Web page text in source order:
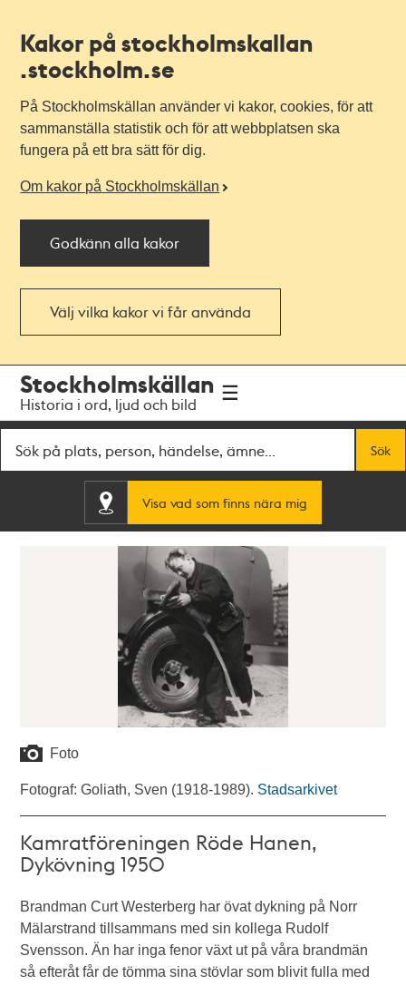
Kakor på stockholmskallan
.stockholm.se
På Stockholmskällan använder vi kakor, cookies, för att
sammanställa statistik och för att webbplatsen ska
fungera på ett bra sätt för dig.
Om kakor på Stockholmskällan
Godkänn alla kakor
Välj vilka kakor vi får använda
navigationen
huvudinnehållet
Stockholmskällan
Historia i ord, ljud och bild
Sök
Visa vad som finns nära mig
Foto
Fotograf: Goliath, Sven (1918-1989). Stadsarkivet
Kamratföreningen Röde Hanen,
Dykövning 1950
Brandman Curt Westerberg har övat dykning på Norr
Mälarstrand tillsammans med sin kollega Rudolf
Svensson. Än har inga fenor växt ut på våra brandmän
så efteråt får de tömma sina stövlar som blivit fulla med